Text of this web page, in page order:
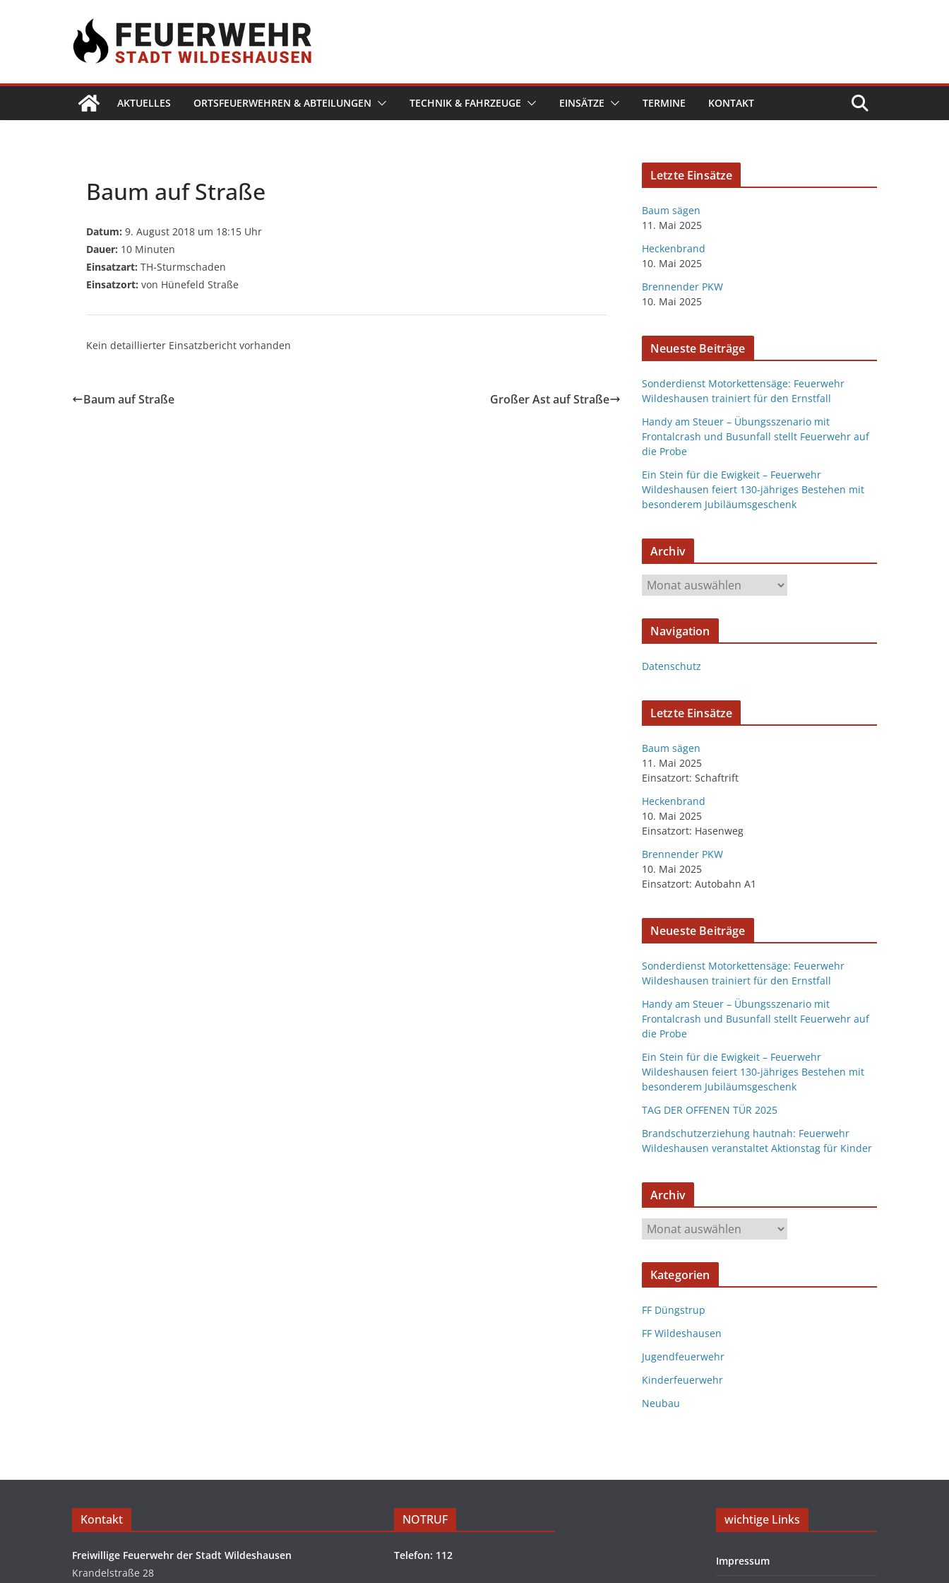
AKTUELLES ORTSFEUERWEHREN & ABTEILUNGEN TECHNIK & FAHRZEUGE EINSÄTZE TERMINE KONTAKT
Baum auf Straße
Datum: 9. August 2018 um 18:15 Uhr
Dauer: 10 Minuten
Einsatzart: TH-Sturmschaden
Einsatzort: von Hünefeld Straße
Kein detaillierter Einsatzbericht vorhanden
Baum auf Straße Großer Ast auf Straße
Letzte Einsätze
Baum sägen
11. Mai 2025
Heckenbrand
10. Mai 2025
Brennender PKW
10. Mai 2025
Neueste Beiträge
Sonderdienst Motorkettensäge: Feuerwehr
Wildeshausen trainiert für den Ernstfall
Handy am Steuer – Übungsszenario mit
Frontalcrash und Busunfall stellt Feuerwehr auf
die Probe
Ein Stein für die Ewigkeit – Feuerwehr
Wildeshausen feiert 130-jähriges Bestehen mit
besonderem Jubiläumsgeschenk
Archiv
Navigation
Datenschutz
Letzte Einsätze
Baum sägen
11. Mai 2025
Einsatzort: Schaftrift
Heckenbrand
10. Mai 2025
Einsatzort: Hasenweg
Brennender PKW
10. Mai 2025
Einsatzort: Autobahn A1
Neueste Beiträge
Sonderdienst Motorkettensäge: Feuerwehr
Wildeshausen trainiert für den Ernstfall
Handy am Steuer – Übungsszenario mit
Frontalcrash und Busunfall stellt Feuerwehr auf
die Probe
Ein Stein für die Ewigkeit – Feuerwehr
Wildeshausen feiert 130-jähriges Bestehen mit
besonderem Jubiläumsgeschenk
TAG DER OFFENEN TÜR 2025
Brandschutzerziehung hautnah: Feuerwehr
Wildeshausen veranstaltet Aktionstag für Kinder
Archiv
Kategorien
FF Düngstrup
FF Wildeshausen
Jugendfeuerwehr
Kinderfeuerwehr
Neubau
Kontakt
Freiwillige Feuerwehr der Stadt Wildeshausen
Krandelstraße 28
NOTRUF
Telefon: 112
wichtige Links
Impressum